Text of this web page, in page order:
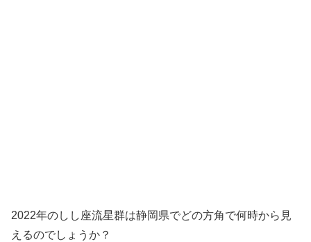
2022年のしし座流星群は静岡県でどの方角で何時から見
えるのでしょうか？